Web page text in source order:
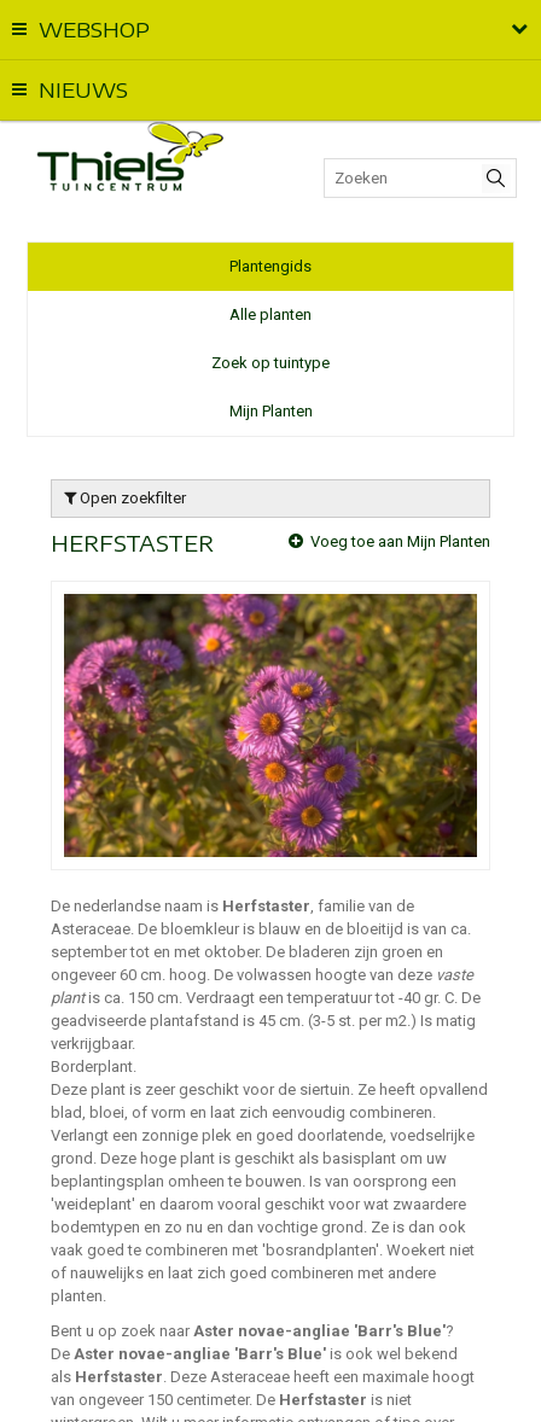
WEBSHOP
NIEUWS
Plantengids
Alle planten
Zoek op tuintype
Mijn Planten
Open zoekfilter
HERFSTASTER Voeg toe aan Mijn Planten
De nederlandse naam is Herfstaster, familie van de
Asteraceae. De bloemkleur is blauw en de bloeitijd is van ca.
september tot en met oktober. De bladeren zijn groen en
ongeveer 60 cm. hoog. De volwassen hoogte van deze vaste
plantis ca. 150 cm. Verdraagt een temperatuur tot -40 gr. C. De
geadviseerde plantafstand is 45 cm. (3-5 st. per m2.) Is matig
verkrijgbaar.
Borderplant.
Deze plant is zeer geschikt voor de siertuin. Ze heeft opvallend
blad, bloei, of vorm en laat zich eenvoudig combineren.
Verlangt een zonnige plek en goed doorlatende, voedselrijke
grond. Deze hoge plant is geschikt als basisplant om uw
beplantingsplan omheen te bouwen. Is van oorsprong een
'weideplant' en daarom vooral geschikt voor wat zwaardere
bodemtypen en zo nu en dan vochtige grond. Ze is dan ook
vaak goed te combineren met 'bosrandplanten'. Woekert niet
of nauwelijks en laat zich goed combineren met andere
planten.
Bent u op zoek naar Aster novae-angliae 'Barr's Blue'?
De Aster novae-angliae 'Barr's Blue' is ook wel bekend
als Herfstaster. Deze Asteraceae heeft een maximale hoogt
van ongeveer 150 centimeter. De Herfstaster is niet